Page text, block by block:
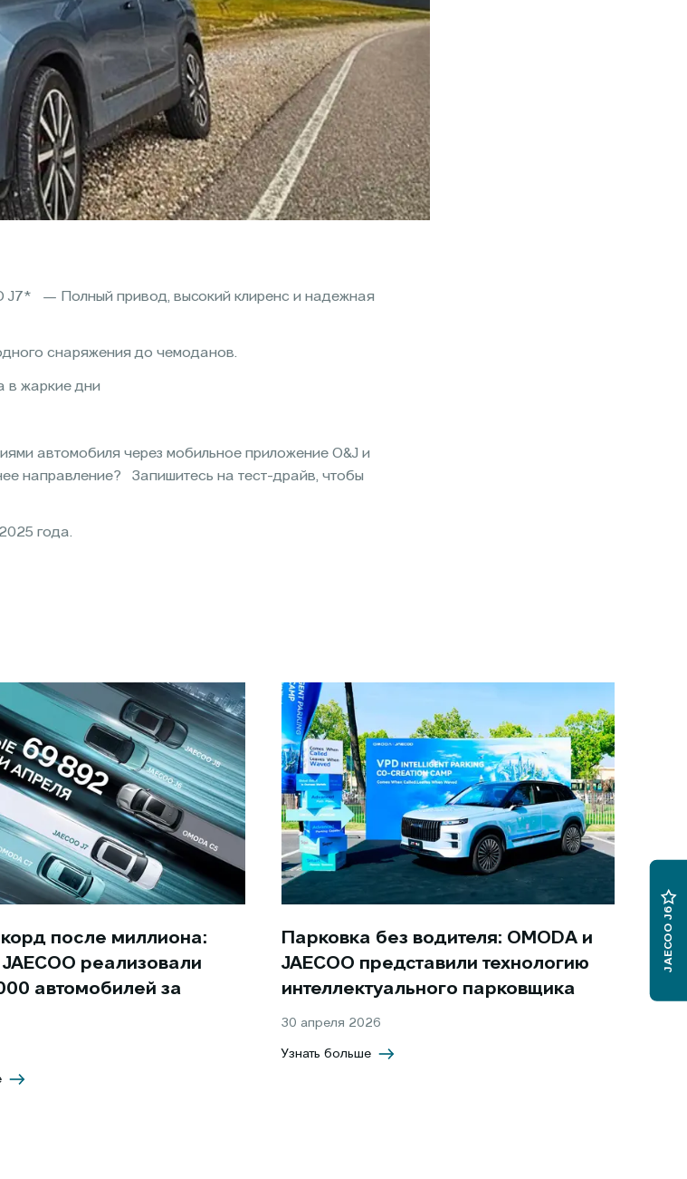
JAECOO J6
J7* — Полный привод, высокий клиренс и надежная
снаряжения до чемоданов.
в жаркие дни
автомобиля через мобильное приложение O&J и
направление? Запишитесь на тест-драйв, чтобы
года.
после миллиона:
реализовали
автомобилей за
Парковка без водителя: OMODA и
JAECOO представили технологию
интеллектуального парковщика
30 апреля 2026
Узнать больше